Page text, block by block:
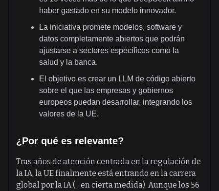
haber gastado en su modelo innovador.
La iniciativa promete modelos, software y
datos completamente abiertos que podrán
ajustarse a sectores específicos como la
salud y la banca.
El objetivo es crear un LLM de código abierto
sobre el que las empresas y gobiernos
europeos puedan desarrollar, integrando los
valores de la UE.
¿Por qué es relevante?
Tras años de atención centrada en la regulación de
la IA, la UE finalmente está entrando en la carrera
global por la IA (…en cierta medida). Aunque los 56